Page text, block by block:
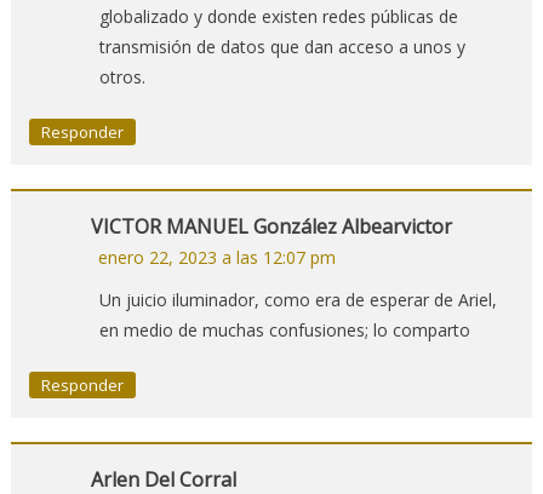
globalizado y donde existen redes públicas de
transmisión de datos que dan acceso a unos y
otros.
Responder
VICTOR MANUEL González Albearvictor
enero 22, 2023 a las 12:07 pm
Un juicio iluminador, como era de esperar de Ariel,
en medio de muchas confusiones; lo comparto
Responder
Arlen Del Corral